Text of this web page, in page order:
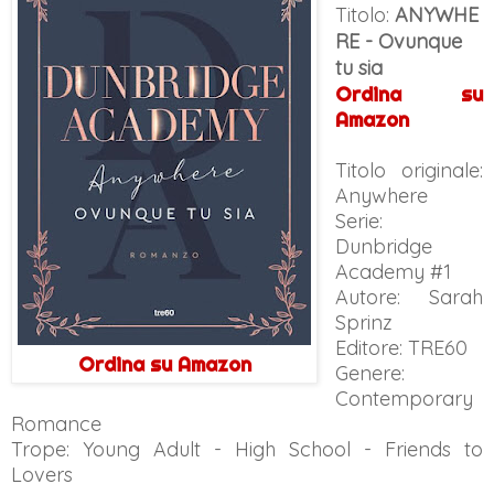
Ordina su Amazon
Titolo: ANYWHE
RE - Ovunque
tu sia
Ordina su
Amazon
Titolo originale:
Anywhere
Serie:
Dunbridge
Academy #1
Autore: Sarah
Sprinz
Editore: TRE60
Genere:
Contemporary
Romance
Trope: Young Adult - High School - Friends to
Lovers